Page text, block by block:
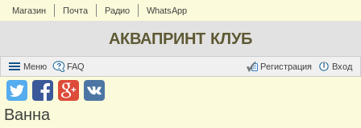
Магазин Почта Радио WhatsApp
АКВАПРИНТ КЛУБ
Меню FAQ Вход
Регистрация
Ванна